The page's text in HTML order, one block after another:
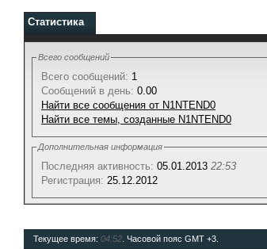
Статистика
Всего сообщений
Всего сообщений: 1
Сообщений в день: 0.00
Найти все сообщения от N1NTEND0
Найти все темы, созданные N1NTEND0
Дополнительная информация
Последняя активность: 05.01.2013 22:53
Регистрация: 25.12.2012
Текущее время: 04:52 . Часовой пояс GMT +3.